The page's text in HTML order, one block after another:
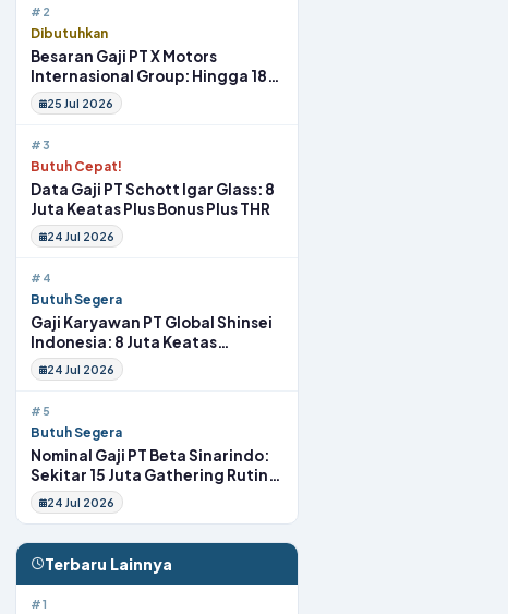
#2
Dibutuhkan
Besaran Gaji PT X Motors
Internasional Group: Hingga 18
Juta Gym Membership Makan
Siang
25 Jul 2026
#3
Butuh Cepat!
Data Gaji PT Schott Igar Glass: 8
Juta Keatas Plus Bonus Plus THR
24 Jul 2026
#4
Butuh Segera
Gaji Karyawan PT Global Shinsei
Indonesia: 8 Juta Keatas
Tunjangan Komplit Uang
Transport
24 Jul 2026
#5
Butuh Segera
Nominal Gaji PT Beta Sinarindo:
Sekitar 15 Juta Gathering Rutin
Insentif Rutin
24 Jul 2026
Terbaru Lainnya
#1